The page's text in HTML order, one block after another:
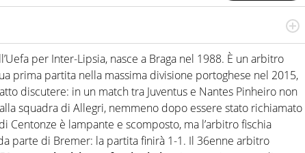
seguito numerose manifestazioni sportive e collaborato con
competenza, conoscenza e memoria storica. Si occupa
per Inter-Lipsia, nasce a Braga nel 1988. È un arbitro
prima partita nella massima divisione portoghese nel 2015,
discutere: in un match tra Juventus e Nantes Pinheiro non
squadra di Allegri, nemmeno dopo essere stato richiamato
Centonze è lampante e scomposto, ma l’arbitro fischia
parte di Bremer: la partita finirà 1-1. Il 36enne arbitro